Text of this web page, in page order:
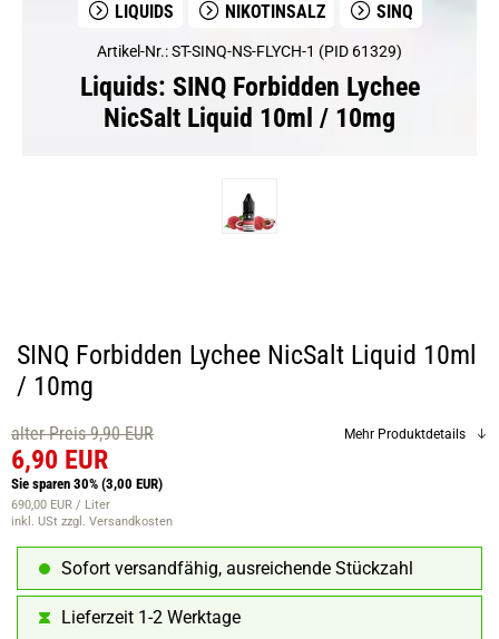
LIQUIDS NIKOTINSALZ SINQ
Artikel-Nr.: ST-SINQ-NS-FLYCH-1 (PID 61329)
Liquids: SINQ Forbidden Lychee
NicSalt Liquid 10ml / 10mg
SINQ Forbidden Lychee NicSalt Liquid 10ml
/ 10mg
alter Preis 9,90 EUR
6,90 EUR
Sie sparen 30% (3,00 EUR)
690,00 EUR / Liter
inkl. USt zzgl. Versandkosten
Mehr Produktdetails
Sofort versandfähig, ausreichende Stückzahl
Lieferzeit 1-2 Werktage